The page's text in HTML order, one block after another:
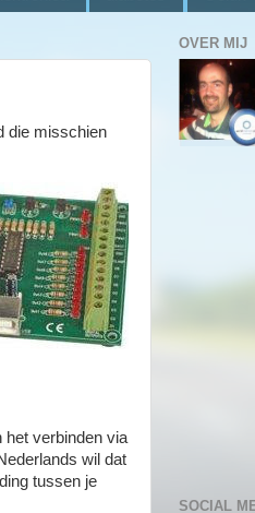
die misschien
het verbinden via
wil dat
tussen je
OVER MIJ
SOCIAL